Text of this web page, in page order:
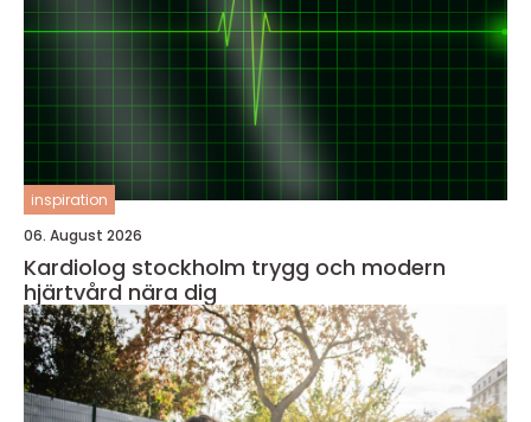
inspiration
06. August 2026
Kardiolog stockholm trygg och modern
hjärtvård nära dig